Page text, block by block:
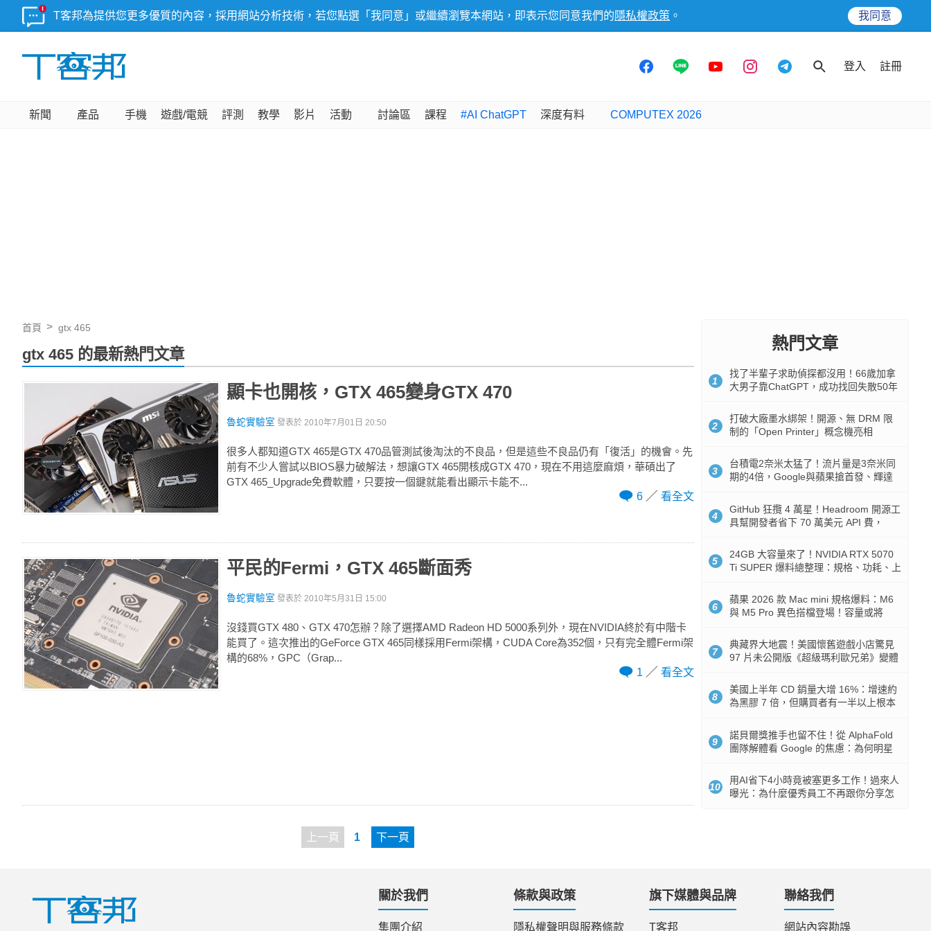
T客邦為提供您更多優質的內容，採用網站分析技術，若您點選「我同意」或繼續瀏覽本網站，即表示您同意我們的 隱私權政策 。 我同意
登入 註冊
新聞 產品 手機 遊戲/電競 評測 教學 影片 活動 討論區 課程 #AI ChatGPT 深度有料 COMPUTEX 2026
首頁 gtx 465
gtx 465 的最新熱門文章
顯卡也開核，GTX 465變身GTX 470
魯蛇實驗室 發表於 2010年7月01日 20:50
很多人都知道GTX 465是GTX 470品管測試後淘汰的不良品，但是這些不良品仍有「復活」的機會。先
前有不少人嘗試以BIOS暴力破解法，想讓GTX 465開核成GTX 470，現在不用這麼麻煩，華碩出了
GTX 465_Upgrade免費軟體，只要按一個鍵就能看出顯示卡能不...
6
看全文
平民的Fermi，GTX 465斷面秀
魯蛇實驗室 發表於 2010年5月31日 15:00
沒錢買GTX 480、GTX 470怎辦？除了選擇AMD Radeon HD 5000系列外，現在NVIDIA終於有中階卡
能買了。這次推出的GeForce GTX 465同樣採用Fermi架構，CUDA Core為352個，只有完全體Fermi架
構的68%，GPC（Grap...
1
看全文
上一頁 1 下一頁
熱門文章
1
找了半輩子求助偵探都沒用！66歲加拿
大男子靠ChatGPT，成功找回失散50年
2
打破大廠墨水綁架！開源、無 DRM 限
制的「Open Printer」概念機亮相
3
台積電2奈米太猛了！流片量是3奈米同
期的4倍，Google與蘋果搶首發、輝達
4
GitHub 狂攬 4 萬星！Headroom 開源工
具幫開發者省下 70 萬美元 API 費，
5
24GB 大容量來了！NVIDIA RTX 5070
Ti SUPER 爆料總整理：規格、功耗、上
6
蘋果 2026 款 Mac mini 規格爆料：M6
與 M5 Pro 異色搭檔登場！容量或將
7
典藏界大地震！美國懷舊遊戲小店驚見
97 片未公開版《超級瑪利歐兄弟》變體
8
美國上半年 CD 銷量大增 16%：增速約
為黑膠 7 倍，但購買者有一半以上根本
9
諾貝爾獎推手也留不住！從 AlphaFold
團隊解體看 Google 的焦慮：為何明星
10
用AI省下4小時竟被塞更多工作！過來人
曝光：為什麼優秀員工不再跟你分享怎
關於我們
集團介紹
條款與政策
隱私權聲明與服務條款
旗下媒體與品牌
T客邦
聯絡我們
網站內容勘誤